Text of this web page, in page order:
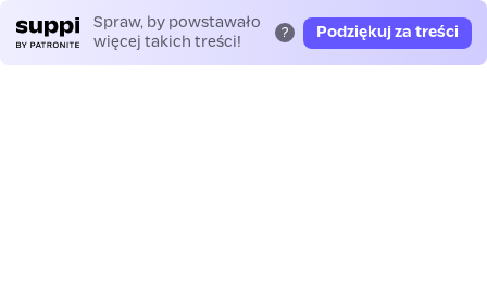
Spraw, by powstawało
więcej takich treści!
? Podziękuj za treści